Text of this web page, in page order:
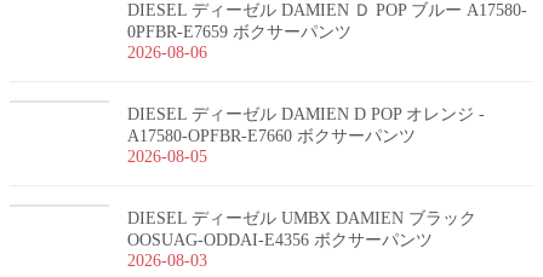
DIESEL ディーゼル DAMIEN Ｄ POP ブルー A17580-
0PFBR-E7659 ボクサーパンツ
2026-08-06
DIESEL ディーゼル DAMIEN D POP オレンジ -
A17580-OPFBR-E7660 ボクサーパンツ
2026-08-05
DIESEL ディーゼル UMBX DAMIEN ブラック
OOSUAG-ODDAI-E4356 ボクサーパンツ
2026-08-03